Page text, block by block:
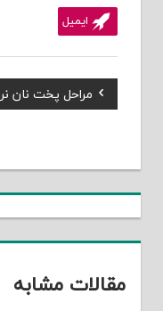
ایمیل
راهبری
Previous
Post:
مراحل پخت نان
مقالات مشابه